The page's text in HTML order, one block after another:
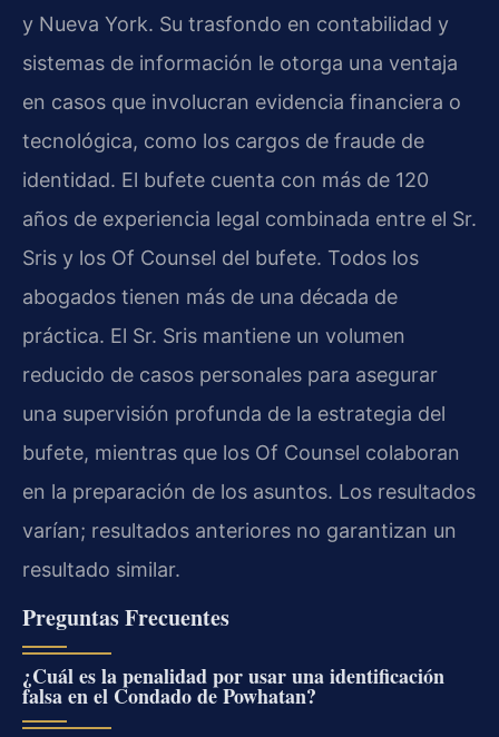
y Nueva York. Su trasfondo en contabilidad y
sistemas de información le otorga una ventaja
en casos que involucran evidencia financiera o
tecnológica, como los cargos de fraude de
identidad. El bufete cuenta con más de 120
años de experiencia legal combinada entre el Sr.
Sris y los Of Counsel del bufete. Todos los
abogados tienen más de una década de
práctica. El Sr. Sris mantiene un volumen
reducido de casos personales para asegurar
una supervisión profunda de la estrategia del
bufete, mientras que los Of Counsel colaboran
en la preparación de los asuntos. Los resultados
varían; resultados anteriores no garantizan un
resultado similar.
Preguntas Frecuentes
¿Cuál es la penalidad por usar una identificación
falsa en el Condado de Powhatan?